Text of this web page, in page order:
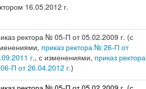
16.05.2012 г.
ректора № 05-П от 05.02.2009 г. (с
приказ ректора № 26-П от
г., с изменениями, приказ ректора
П от 26.04.2012 г.)